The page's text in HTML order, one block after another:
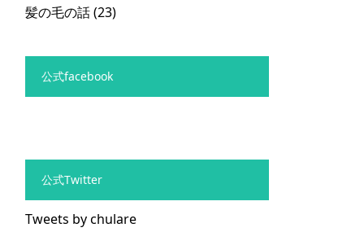
髪の毛の話(23)
公式facebook
公式Twitter
Tweets by chulare